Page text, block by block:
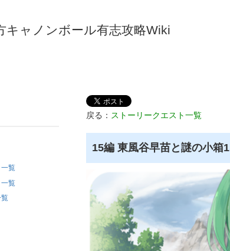
キャノンボール有志攻略Wiki
覧
覧
覧
戻る： ストーリークエスト一覧
15編 東風谷早苗と謎の小箱1